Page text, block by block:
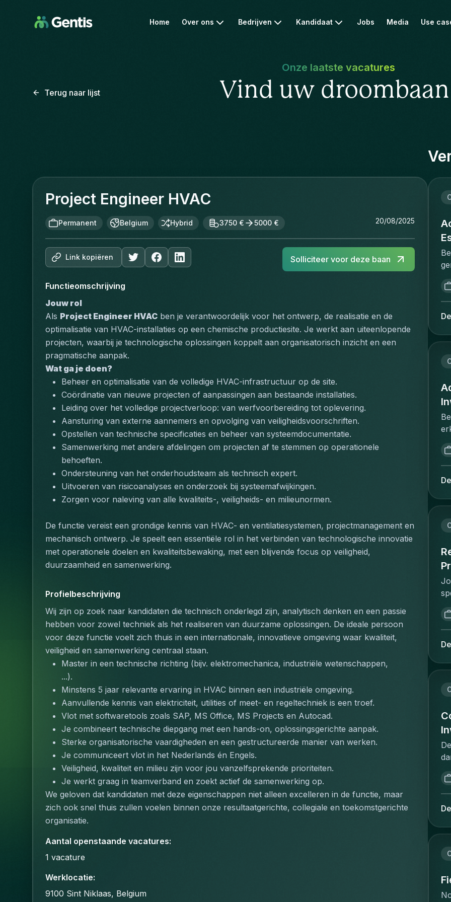
Home Over ons Bedrijven Kandidaat Jobs Media Use
Onze laatste vacatures
Vind uw
Terug naar lijst
Project Engineer HVAC
Permanent Belgium Hybrid 3750 € 5000 € 20/08/2025
Link kopiëren Solliciteer voor deze baan
Functieomschrijving
Jouw rol
Als Project Engineer HVAC ben je verantwoordelijk voor het ontwerp, de realisatie en de
optimalisatie van HVAC-installaties op een chemische productiesite. Je werkt aan uiteenlopende
projecten, waarbij je technologische oplossingen koppelt aan organisatorisch inzicht en een
pragmatische aanpak.
Wat ga je doen?
Beheer en optimalisatie van de volledige HVAC-infrastructuur op de site.
Coördinatie van nieuwe projecten of aanpassingen aan bestaande installaties.
Leiding over het volledige projectverloop: van werfvoorbereiding tot oplevering.
Aansturing van externe aannemers en opvolging van veiligheidsvoorschriften.
Opstellen van technische specificaties en beheer van systeemdocumentatie.
Samenwerking met andere afdelingen om projecten af te stemmen op operationele
behoeften.
Ondersteuning van het onderhoudsteam als technisch expert.
Uitvoeren van risicoanalyses en onderzoek bij systeemafwijkingen.
Zorgen voor naleving van alle kwaliteits-, veiligheids- en milieunormen.
De functie vereist een grondige kennis van HVAC- en ventilatiesystemen, projectmanagement en
mechanisch ontwerp. Je speelt een essentiële rol in het verbinden van technologische innovatie
met operationele doelen en kwaliteitsbewaking, met een blijvende focus op veiligheid,
duurzaamheid en samenwerking.
Profielbeschrijving
Wij zijn op zoek naar kandidaten die technisch onderlegd zijn, analytisch denken en een passie
hebben voor zowel techniek als het realiseren van duurzame oplossingen. De ideale persoon
voor deze functie voelt zich thuis in een internationale, innovatieve omgeving waar kwaliteit,
veiligheid en samenwerking centraal staan.
Master in een technische richting (bijv. elektromechanica, industriële wetenschappen,
...).
Minstens 5 jaar relevante ervaring in HVAC binnen een industriële omgeving.
Aanvullende kennis van elektriciteit, utilities of meet- en regeltechniek is een troef.
Vlot met softwaretools zoals SAP, MS Office, MS Projects en Autocad.
Je combineert technische diepgang met een hands-on, oplossingsgerichte aanpak.
Sterke organisatorische vaardigheden en een gestructureerde manier van werken.
Je communiceert vlot in het Nederlands én Engels.
Veiligheid, kwaliteit en milieu zijn voor jou vanzelfsprekende prioriteiten.
Je werkt graag in teamverband en zoekt actief de samenwerking op.
We geloven dat kandidaten met deze eigenschappen niet alleen excelleren in de functie, maar
zich ook snel thuis zullen voelen binnen onze resultaatgerichte, collegiale en toekomstgerichte
organisatie.
Aantal openstaande vacatures:
1 vacature
Werklocatie:
9100 Sint Niklaas, Belgium